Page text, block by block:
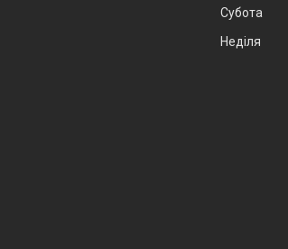
Субота
Неділя